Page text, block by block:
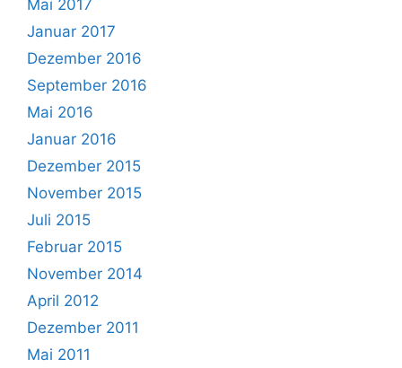
Mai 2017
Januar 2017
Dezember 2016
September 2016
Mai 2016
Januar 2016
Dezember 2015
November 2015
Juli 2015
Februar 2015
November 2014
April 2012
Dezember 2011
Mai 2011